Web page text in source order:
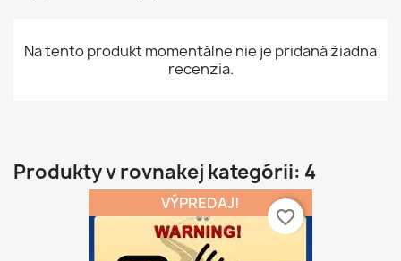
Na tento produkt momentálne nie je pridaná žiadna
recenzia.
Produkty v rovnakej kategórii: 4
VÝPREDAJ!
favorite_border